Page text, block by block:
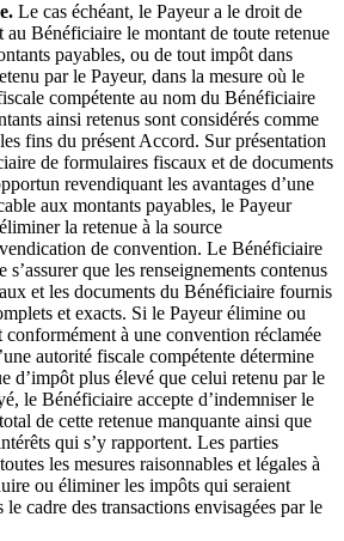
Le cas échéant, le Payeur a le droit de
au Bénéficiaire le montant de toute retenue
payables, ou de tout impôt dans
par le Payeur, dans la mesure où le
compétente au nom du Bénéficiaire
ainsi retenus sont considérés comme
fins du présent Accord. Sur présentation
de formulaires fiscaux et de documents
revendiquant les avantages d’une
aux montants payables, le Payeur
la retenue à la source
de convention. Le Bénéficiaire
s’assurer que les renseignements contenus
et les documents du Bénéficiaire fournis
et exacts. Si le Payeur élimine ou
conformément à une convention réclamée
autorité fiscale compétente détermine
d’impôt plus élevé que celui retenu par le
le Bénéficiaire accepte d’indemniser le
de cette retenue manquante ainsi que
qui s’y rapportent. Les parties
les mesures raisonnables et légales à
ou éliminer les impôts qui seraient
cadre des transactions envisagées par le